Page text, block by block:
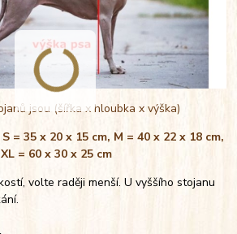
jsou (šířka x hloubka x výška)
= 35 x 20 x 15 cm, M = 40 x 22 x 18 cm,
= 60 x 30 x 25 cm
volte raději menší. U vyššího stojanu